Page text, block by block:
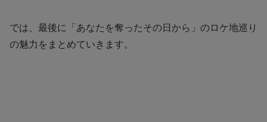
では、最後に「あなたを奪ったその日から」のロケ地巡り
の魅力をまとめていきます。